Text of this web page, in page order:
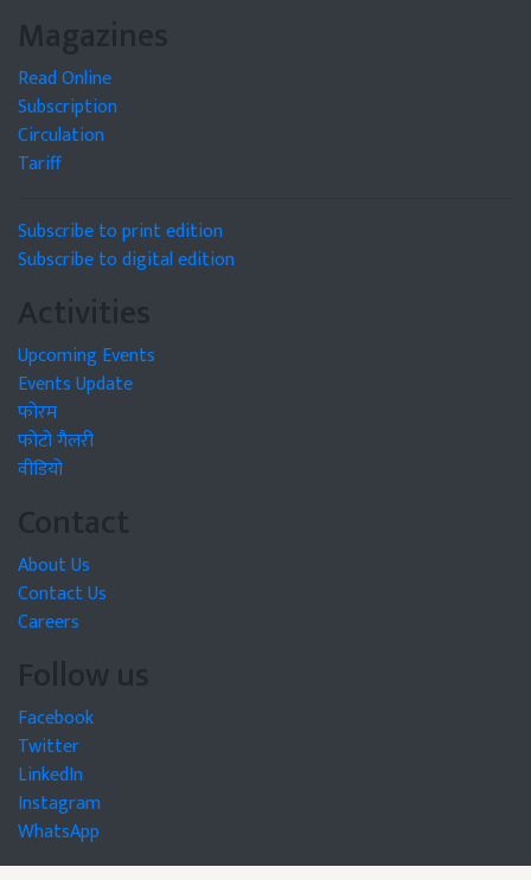
Magazines
Read Online
Subscription
Circulation
Tariff
Subscribe to print edition
Subscribe to digital edition
Activities
Upcoming Events
Events Update
फोरम
फोटो गैलरी
वीडियो
Contact
About Us
Contact Us
Careers
Follow us
Facebook
Twitter
LinkedIn
Instagram
WhatsApp